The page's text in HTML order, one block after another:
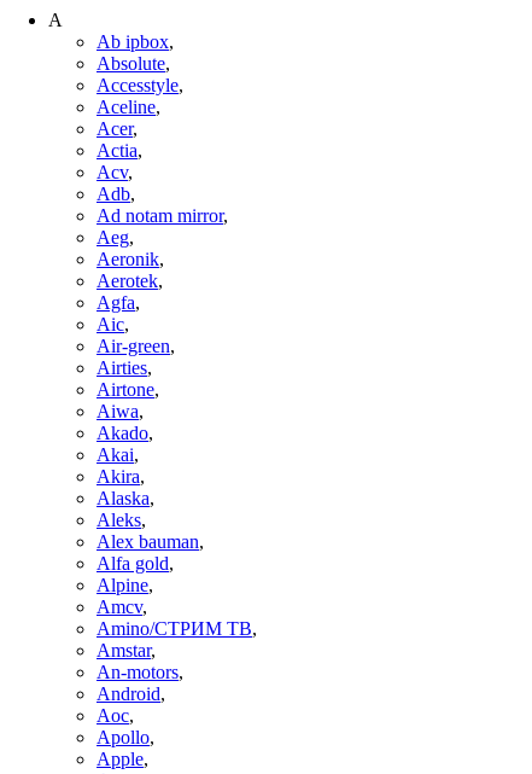
A
Ab ipbox,
Absolute,
Accesstyle,
Aceline,
Acer,
Actia,
Acv,
Adb,
Ad notam mirror,
Aeg,
Aeronik,
Aerotek,
Agfa,
Aic,
Air-green,
Airties,
Airtone,
Aiwa,
Akado,
Akai,
Akira,
Alaska,
Aleks,
Alex bauman,
Alfa gold,
Alpine,
Amcv,
Amino/СТРИМ ТВ,
Amstar,
An-motors,
Android,
Aoc,
Apollo,
Apple,